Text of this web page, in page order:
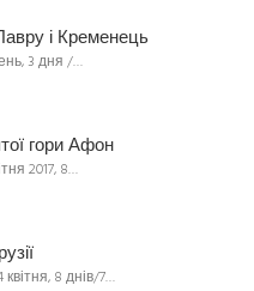
і Кременець
3 дня /…
гори Афон
2017, 8…
квітня, 8 днів/7…